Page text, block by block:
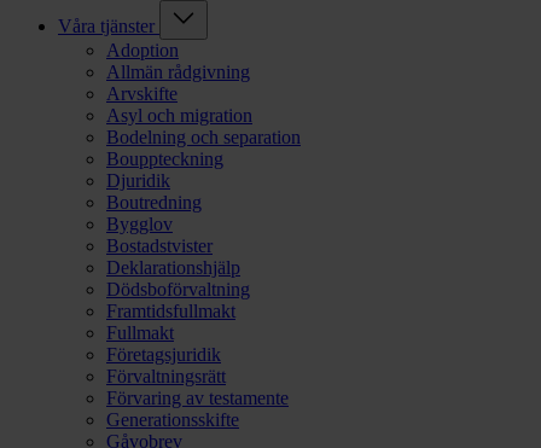
Våra tjänster
Adoption
Allmän rådgivning
Arvskifte
Asyl och migration
Bodelning och separation
Bouppteckning
Djuridik
Boutredning
Bygglov
Bostadstvister
Deklarationshjälp
Dödsboförvaltning
Framtidsfullmakt
Fullmakt
Företagsjuridik
Förvaltningsrätt
Förvaring av testamente
Generationsskifte
Gåvobrev